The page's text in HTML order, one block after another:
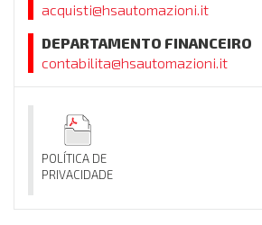
acquisti@hsautomazioni.it
DEPARTAMENTO FINANCEIRO
contabilita@hsautomazioni.it
POLÍTICA DE
PRIVACIDADE